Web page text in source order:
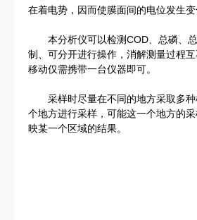
在着电势，因而使膜面间的电位发生
本分析仪可以检测COD、总磷、总
制、可分开进行操作，消解测量过程
移动仅需携带一台仪器即可。
采样时尽量在不同的地方采取多种
个地方进行采样，可能这一个地方的
映某一个区域的结果。